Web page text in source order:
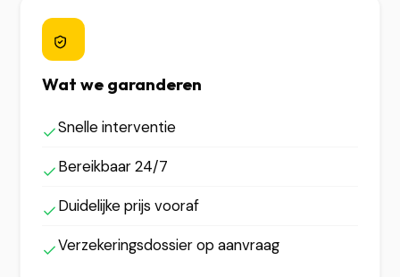
Wat we garanderen
Snelle interventie
Bereikbaar 24/7
Duidelijke prijs vooraf
Verzekeringsdossier op aanvraag